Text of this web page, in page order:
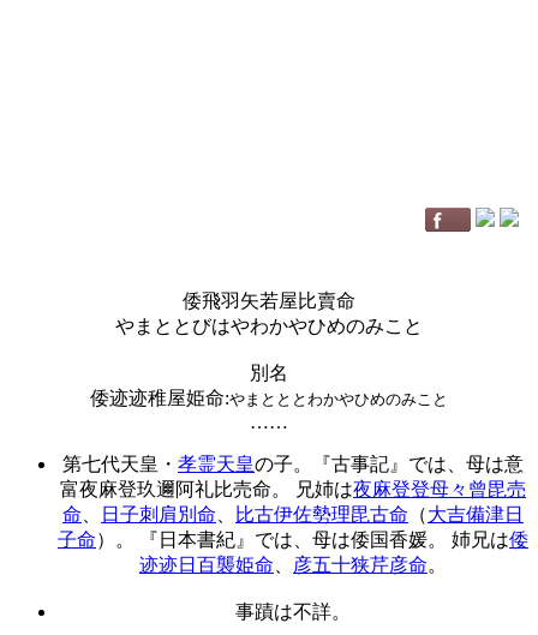
倭飛羽矢若屋比賣命
やまととびはやわかやひめのみこと
別名
倭迹迹稚屋姫命:やまとととわかやひめのみこと
……
第七代天皇・ 孝霊天皇の子。『古事記』では、母は意
富夜麻登玖邇阿礼比売命。 兄姉は夜麻登登母々曾毘売
命
日子刺肩別命 比古伊佐勢理毘古命 （大吉備津日
子命）。 『日本書紀』では、母は倭国香媛。 姉兄は倭
迹迹日百襲姫命
彦五十狭芹彦命。
事蹟は不詳。